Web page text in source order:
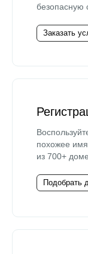
безопасную
Заказать
похожее
из 700+
Подобрать